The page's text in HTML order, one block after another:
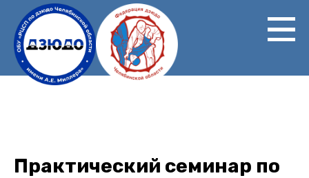
Перейти
основному
содержанию
Практический семинар по